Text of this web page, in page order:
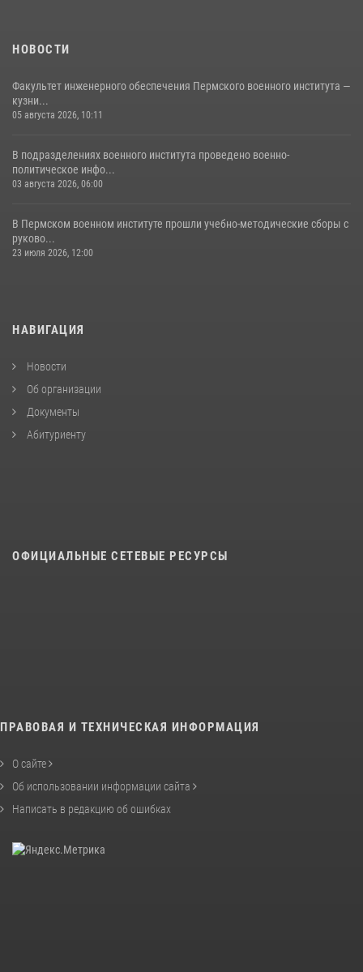
03 августа 2026, 06:00
НОВОСТИ
Факультет инженерного обеспечения Пермского военного института —
кузни...
05 августа 2026, 10:11
В подразделениях военного института проведено военно-
политическое инфо...
03 августа 2026, 06:00
В Пермском военном институте прошли учебно-методические сборы с
руково...
23 июля 2026, 12:00
НАВИГАЦИЯ
Новости
Об организации
Документы
Абитуриенту
ОФИЦИАЛЬНЫЕ СЕТЕВЫЕ РЕСУРСЫ
ПРАВОВАЯ И ТЕХНИЧЕСКАЯ ИНФОРМАЦИЯ
О сайте
Об использовании информации сайта
Написать в редакцию об ошибках